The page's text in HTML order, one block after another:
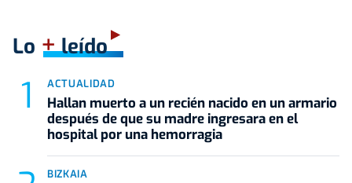
Lo +leído
ACTUALIDAD
Hallan muerto a un recién nacido en un armario
después de que su madre ingresara en el
hospital por una hemorragia
BIZKAIA